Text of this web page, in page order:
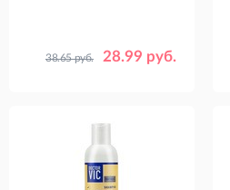
28.99 руб.
38.65 руб.